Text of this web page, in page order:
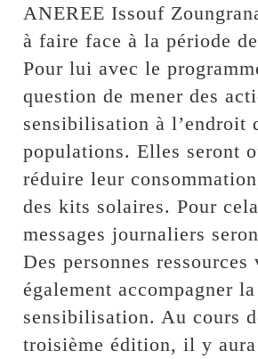
ANEREE Issouf
à faire face à la période
Pour lui avec le
question de mener des
sensibilisation à l’endroit
populations. Elles seront
réduire leur
des kits solaires. Pour
messages journaliers
Des personnes ressources
également accompagner la
sensibilisation. Au cours
troisième édition, il y